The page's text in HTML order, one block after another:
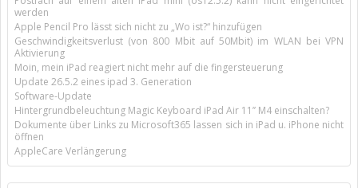
werden
Apple Pencil Pro lässt sich nicht zu „Wo ist?“ hinzufügen
Geschwindigkeitsverlust (von 800 Mbit auf 50Mbit) im WLAN bei VPN
Aktivierung
Moin, mein iPad reagiert nicht mehr auf die fingersteuerung
Update 26.5.2 eines ipad 3. Generation
Software-Update
Hintergrundbeleuchtung Magic Keyboard iPad Air 11’’ M4 einschalten?
Dokumente über Links zu Microsoft365 lassen sich in iPad u. iPhone nicht
öffnen
AppleCare Verlängerung